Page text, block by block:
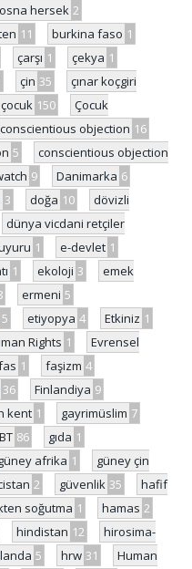
hersek 2
11 burkina faso 1
çarşı 1 çekya 1
çin 35
çınar koçgiri
çocuk 150
Çocuk
conscientious objection 16
5
conscientious objection
9 Danimarka 6
3 doğa 10
dövizli
dünya vicdani retçiler
1 e-devlet 1
1 ekoloji 3
emek
ermeni 5
5 etiyopya 4 Etkiniz 1
Rights 1
Evrensel
1 faşizm 4
36 Finlandiya 9
kent 1 gayrimüslim 7
86 gıda 1
afrika 1
güney çin
2 güvenlik 35
hafif
soğutma 1 hamas 2
hindistan 12
hirosima-
5 hrw 31
Human